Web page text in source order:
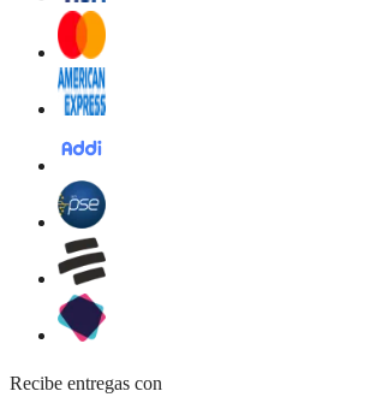
Recibe entregas con